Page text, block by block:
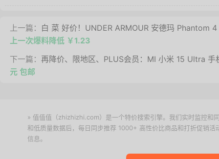
上一篇： 白 菜 好价！UNDER ARMOUR 安德玛 Phantom
上一次爆料降低 ￥1.23
下一篇： 再降价、限地区、PLUS会员：MI 小米 15 Ultra
元 包邮
» 值值值（zhizhizhi.com）是一个特价搜索引擎。我们实时监控和
和低质量数据后，每日同步推荐 1000+ 高性价比商品和打折促销
信息。